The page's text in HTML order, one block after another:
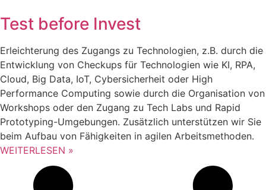
Test before Invest
Erleichterung des Zugangs zu Technologien, z.B. durch die
Entwicklung von Checkups für Technologien wie KI, RPA,
Cloud, Big Data, IoT, Cybersicherheit oder High
Performance Computing sowie durch die Organisation von
Workshops oder den Zugang zu Tech Labs und Rapid
Prototyping-Umgebungen. Zusätzlich unterstützen wir Sie
beim Aufbau von Fähigkeiten in agilen Arbeitsmethoden.
WEITERLESEN »